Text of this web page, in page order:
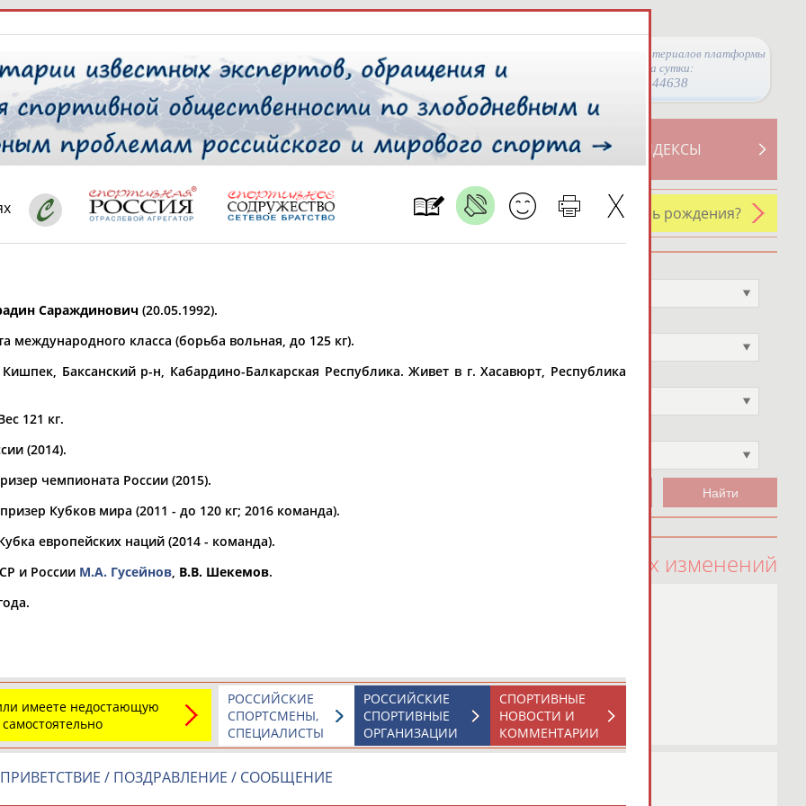
Просмотры материалов платформы
за сутки:
44638
СВОДНЫЕ ИНДЕКСЫ
ТАБЛО АКТИВНОСТИ
РЕСУРСНАЯ ПЛОЩАДКА
У кого сегодня день рождения?
проживания
чч мм
Учёное звание
100 последних изменений
Сараждинович (20.05.1992).
международного класса (борьба вольная, до 125 кг).
Баксанский р-н, Кабардино-Балкарская Республика. Живет в г. Хасавюрт, Республика
121 кг.
(2014).
чемпионата России (2015).
Кубков мира (2011 - до 120 кг; 2016 команда).
европейских наций (2014 - команда).
и России М.А. Гусейнов В.В. Шекемов.
имеете недостающую
СПОРТИВНЫЕ
НОВОСТИ И
КОММЕНТАРИИ
РОССИЙСКИЕ
СПОРТИВНЫЕ
ОРГАНИЗАЦИИ
РОССИЙСКИЕ
СПОРТСМЕНЫ,
СПЕЦИАЛИСТЫ
ПРИВЕТСТВИЕ / ПОЗДРАВЛЕНИЕ / СООБЩЕНИЕ